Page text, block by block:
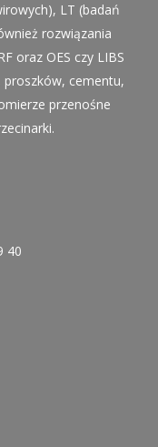
LT (badań
rozwiązania
oraz OES czy LIBS
cementu,
przenośne
40